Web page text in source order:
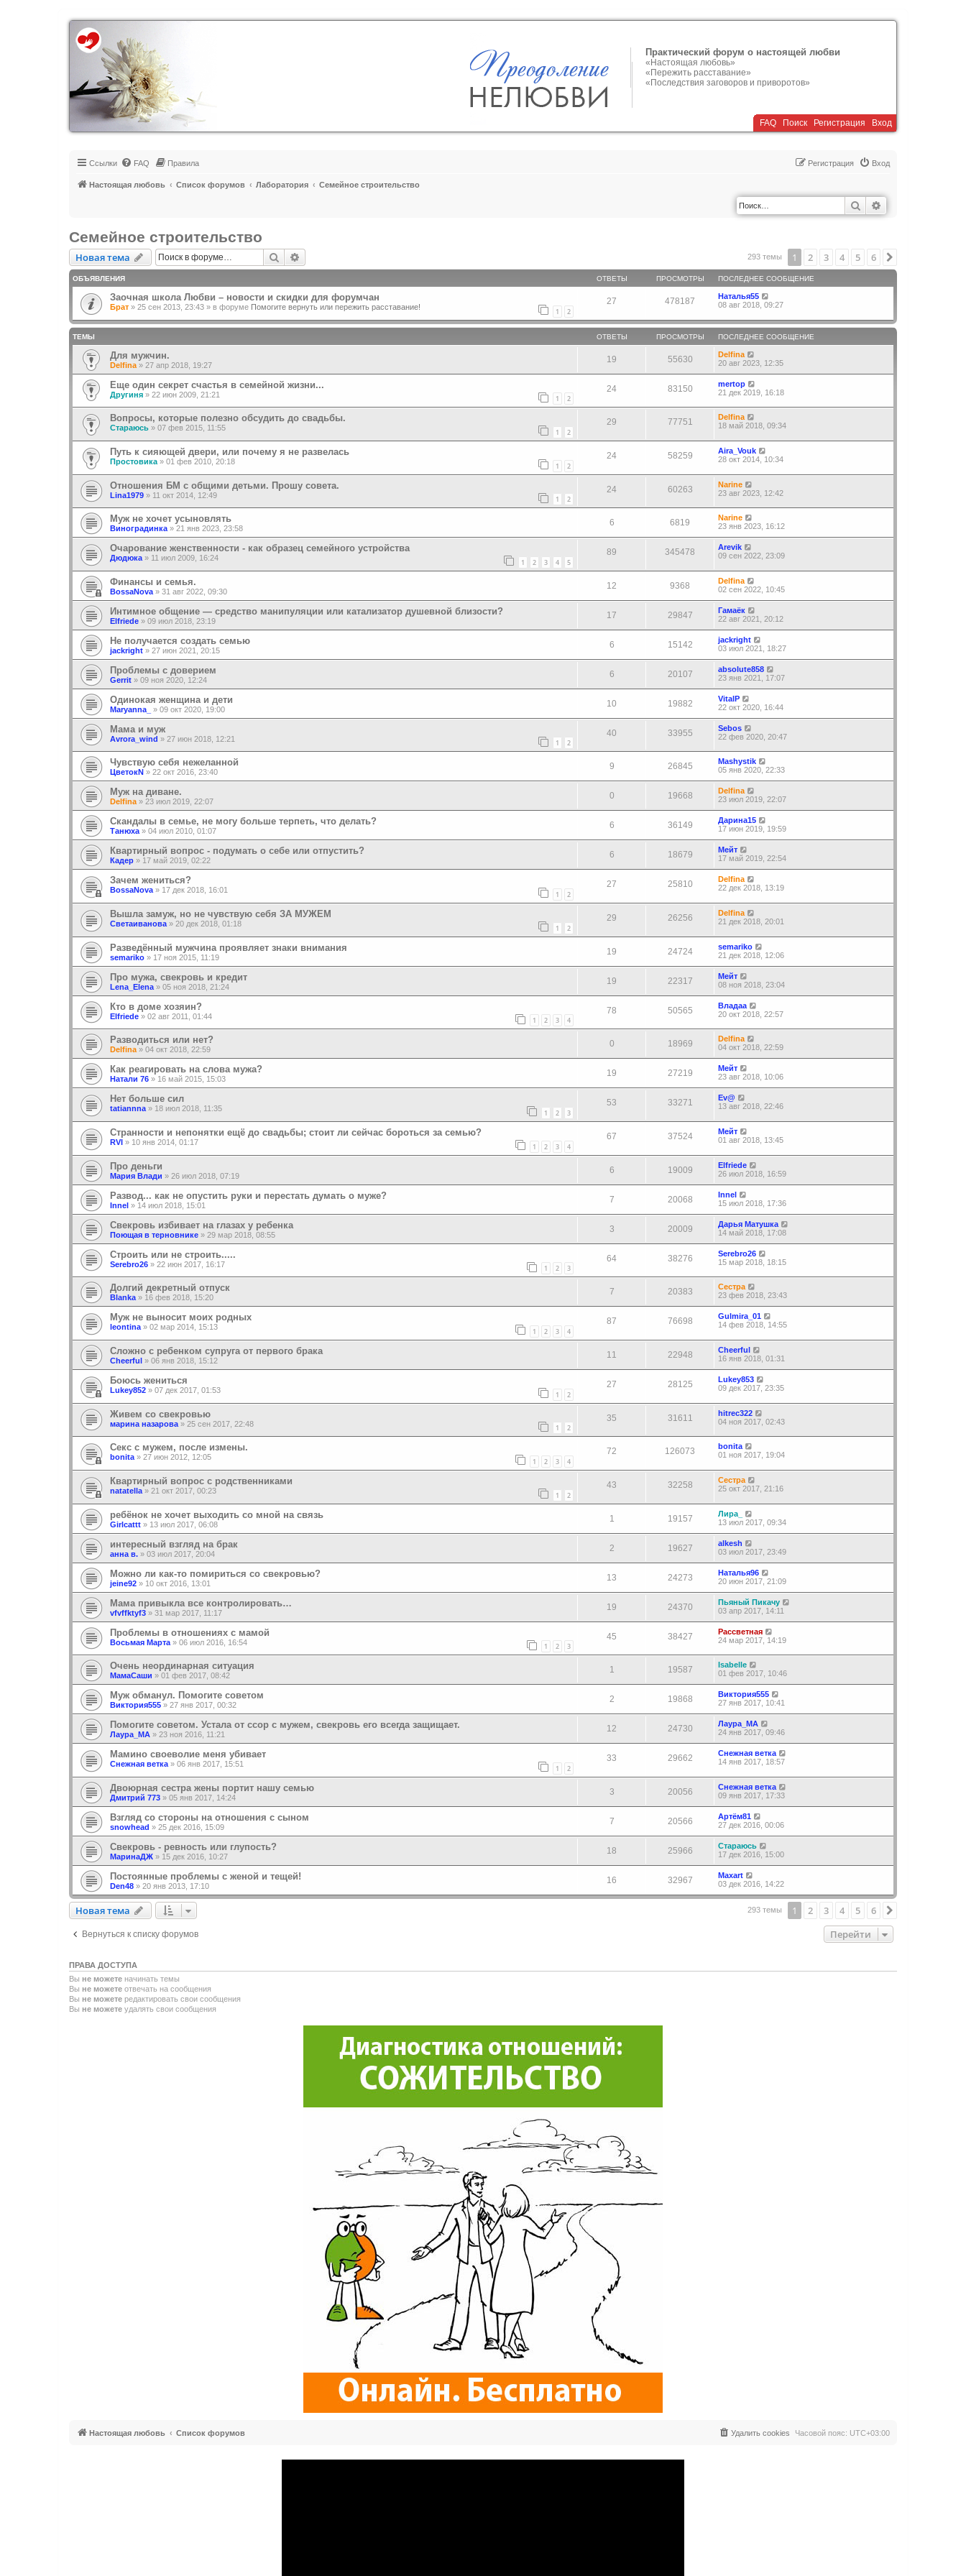
Регистрация
Практический форум о настоящей любви
«Настоящая любовь»
«Пережить расставание»
«Последствия заговоров и приворотов»
FAQ Поиск Регистрация Вход
Ссылки FAQ Правила Вход
Регистрация
Настоящая любовь Список форумов Лаборатория Семейное строительство
Поиск
Семейное строительство
Новая тема
Новаятема Поиск 293 темы 1 2 3 4 5 6
ОБЪЯВЛЕНИЯ ОТВЕТЫ ПРОСМОТРЫ ПОСЛЕДНЕЕ СООБЩЕНИЕ
Заочная школа Любви – новости и скидки для форумчан
Брат » 25 сен 2013, 23:43 » в форуме Помогите вернуть или пережить расставание! 1 2
27 478187
Наталья55
08 авг 2018, 09:27
ТЕМЫ ОТВЕТЫ ПРОСМОТРЫ ПОСЛЕДНЕЕ СООБЩЕНИЕ
Для мужчин.
Delfina » 27 апр 2018, 19:27
19 55630
Delfina
20 авг 2023, 12:35
Еще один секрет счастья в семейной жизни...
Другиня » 22 июн 2009, 21:21 1 2
24 83150
mertop
21 дек 2019, 16:18
Вопросы, которые полезно обсудить до свадьбы.
Стараюсь » 07 фев 2015, 11:55 1 2
29 77751
Delfina
18 май 2018, 09:34
Путь к сияющей двери, или почему я не развелась
Простовика » 01 фев 2010, 20:18 1 2
24 58259
Aira_Vouk
28 окт 2014, 10:34
Отношения БМ с общими детьми. Прошу совета.
Lina1979 » 11 окт 2014, 12:49 1 2
24 60263
Narine
23 авг 2023, 12:42
Муж не хочет усыновлять
Виноградинка » 21 янв 2023, 23:58
6 6819
Narine
23 янв 2023, 16:12
Очарование женственности - как образец семейного устройства
Дюдюка » 11 июл 2009, 16:24 1 2 3 4 5
89 345478
Arevik
09 сен 2022, 23:09
Финансы и семья.
BossaNova » 31 авг 2022, 09:30
12 9368
Delfina
02 сен 2022, 10:45
Интимное общение — средство манипуляции или катализатор душевной близости?
Elfriede » 09 июл 2018, 23:19
17 29847
Гамаёк
22 авг 2021, 20:12
Не получается создать семью
jackright » 27 июн 2021, 20:15
6 15142
jackright
03 июл 2021, 18:27
Проблемы с доверием
Gerrit » 09 ноя 2020, 12:24
6 20107
absolute858
23 янв 2021, 17:07
Одинокая женщина и дети
Maryanna_ » 09 окт 2020, 19:00
10 19882
VitalP
22 окт 2020, 16:44
Мама и муж
Avrora_wind » 27 июн 2018, 12:21 1 2
40 33955
Sebos
22 фев 2020, 20:47
Чувствую себя нежеланной
ЦветокN » 22 окт 2016, 23:40
9 26845
Mashystik
05 янв 2020, 22:33
Муж на диване.
Delfina» 23 июл 2019, 22:07
0 19668
Delfina
23 июл 2019, 22:07
Скандалы в семье, не могу больше терпеть, что делать?
Танюха» 04 июл 2010, 01:07
6 36149
Дарина15
17 июн 2019, 19:59
Квартирный вопрос - подумать о себе или отпустить?
Кадер » 17 май 2019, 02:22
6 18679
Мейт
17 май 2019, 22:54
Зачем жениться?
BossaNova» 17 дек 2018, 16:01 1 2
27 25810
Delfina
22 дек 2018, 13:19
Вышла замуж, но не чувствую себя ЗА МУЖЕМ
Светаиванова » 20 дек 2018, 01:18 1 2
29 26256
Delfina
21 дек 2018, 20:01
Разведённый мужчина проявляет знаки внимания
semariko » 17 ноя 2015, 11:19
19 24724
semariko
21 дек 2018, 12:06
Про мужа, свекровь и кредит
Lena_Elena » 05 ноя 2018, 21:24
19 22317
Мейт
08 ноя 2018, 23:04
Кто в доме хозяин?
Elfriede » 02 авг 2011, 01:44 1 2 3 4
78 50565
Владаа
20 окт 2018, 22:57
Разводиться или нет?
Delfina» 04 окт 2018, 22:59
0 18969
Delfina
04 окт 2018, 22:59
Как реагировать на слова мужа?
Натали 76 » 16 май 2015, 15:03
19 27219
Мейт
23 авг 2018, 10:06
Нет больше сил
tatiannna» 18 июл 2018, 11:35 1 2 3
53 33271
Ev@
13 авг 2018, 22:46
Странности и непонятки ещё до свадьбы; стоит ли сейчас бороться за семью?
RVI » 10 янв 2014, 01:17 1 2 3 4
67 37524
Мейт
01 авг 2018, 13:45
Про деньги
Мария Влади » 26 июл 2018, 07:19
6 19009
Elfriede
26 июл 2018, 16:59
Развод... как не опустить руки и перестать думать о муже?
Innel » 14 июл 2018, 15:01
7 20068
Innel
15 июл 2018, 17:36
Свекровь избивает на глазах у ребенка
Поющая в терновнике » 29 мар 2018, 08:55
3 20009
Дарья Матушка
14 май 2018, 17:08
Строить или не строить.....
Serebro26 » 22 июн 2017, 16:17 1 2 3
64 38276
Serebro26
15 мар 2018, 18:15
Долгий декретный отпуск
Blanka » 16 фев 2018, 15:20
7 20383
Сестра
23 фев 2018, 23:43
Муж не выносит моих родных
leontina » 02 мар 2014, 15:13 1 2 3 4
87 76698
Gulmira_01
14 фев 2018, 14:55
Сложно с ребенком супруга от первого брака
Cheerful » 06 янв 2018, 15:12
11 22948
Cheerful
16 янв 2018, 01:31
Боюсь жениться
Lukey852 » 07 дек 2017, 01:53 1 2
27 28125
Lukey853
09 дек 2017, 23:35
Живем со свекровью
марина назарова » 25 сен 2017, 22:48 1 2
35 31611
hitrec322
04 ноя 2017, 02:43
Секс с мужем, после измены.
bonita » 27 июн 2012, 12:05 1 2 3 4
72 126073
bonita
01 ноя 2017, 19:04
Квартирный вопрос с родственниками
natatella » 21 окт 2017, 00:23 1 2
43 32258
Сестра
25 окт 2017, 21:16
ребёнок не хочет выходить со мной на связь
Girlcattt » 13 июл 2017, 06:08
1 19157
Лира_
13 июл 2017, 09:34
интересный взгляд на брак
анна в. » 03 июл 2017, 20:04
2 19627
alkesh
03 июл 2017, 23:49
Можно ли как-то помириться со свекровью?
jeine92 » 10 окт 2016, 13:01
13 24273
Наталья96
20 июн 2017, 21:09
Мама привыкла все контролировать…
vfvffktyf3 » 31 мар 2017, 11:17
19 24370
Пьяный Пикачу
03 апр 2017, 14:11
Проблемы в отношениях с мамой
Восьмая Марта » 06 июл 2016, 16:54 1 2 3
45 38427
Рассветная
24 мар 2017, 14:19
Очень неординарная ситуация
МамаСаши » 01 фев 2017, 08:42
1 19587
Isabelle
01 фев 2017, 10:46
Муж обманул. Помогите советом
Виктория555 » 27 янв 2017, 00:32
2 19868
Виктория555
27 янв 2017, 10:41
Помогите советом. Устала от ссор с мужем, свекровь его всегда защищает.
Лаура_МА » 23 ноя 2016, 11:21
12 24730
Лаура_МА
24 янв 2017, 09:46
Мамино своеволие меня убивает
Снежная ветка » 06 янв 2017, 15:51 1 2
33 29662
Снежная ветка
14 янв 2017, 18:57
Двоюрная сестра жены портит нашу семью
Дмитрий 773 » 05 янв 2017, 14:24
3 20056
Снежная ветка
09 янв 2017, 17:33
Взгляд со стороны на отношения с сыном
snowhead » 25 дек 2016, 15:09
7 20566
Артём81
27 дек 2016, 00:06
Свекровь - ревность или глупость?
МаринаДЖ » 15 дек 2016, 10:27
18 25966
Стараюсь
17 дек 2016, 15:00
Постоянные проблемы с женой и тещей!
Den48 » 20 янв 2013, 17:10
16 32967
Maxart
03 дек 2016, 14:22
Новая тема
Новаятема 293 темы 1 2 3 4 5 6
Вернуться к списку форумов Перейти
ПРАВА ДОСТУПА
Вы не можете начинать темы
Вы не можете отвечать на сообщения
Вы не можете редактировать свои сообщения
Вы не можете удалять свои сообщения
Настоящая любовь Список форумов Часовой пояс: UTC+03:00
Удалить cookies